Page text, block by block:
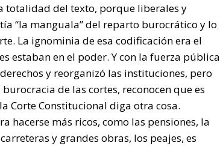
totalidad del texto, porque liberales y
“la manguala” del reparto burocrático y lo
La ignominia de esa codificación era el
estaban en el poder. Y con la fuerza pública
y reorganizó las instituciones, pero
de las cortes, reconocen que es
Corte Constitucional diga otra cosa.
hacerse más ricos, como las pensiones, la
y grandes obras, los peajes, es